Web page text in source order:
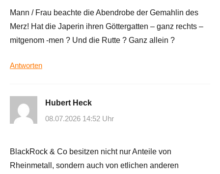
Mann / Frau beachte die Abendrobe der Gemahlin des
Merz! Hat die Japerin ihren Göttergatten – ganz rechts –
mitgenom -men ? Und die Rutte ? Ganz allein ?
Antworten
Hubert Heck
08.07.2026 14:52 Uhr
BlackRock & Co besitzen nicht nur Anteile von
Rheinmetall, sondern auch von etlichen anderen